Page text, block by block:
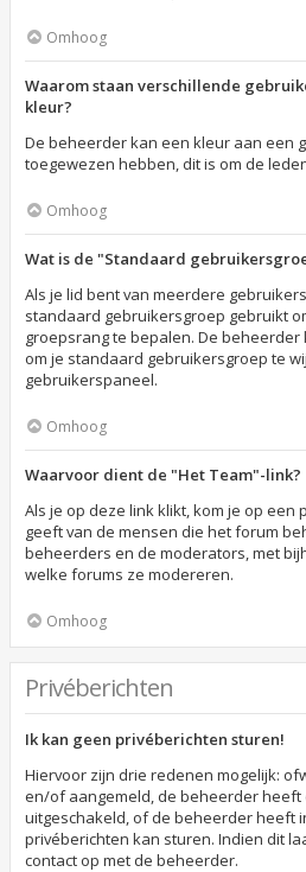
Omhoog
Waarom staan verschillende
kleur?
De beheerder kan een kleur aan een
toegewezen hebben, dit is om de
Omhoog
Wat is de "Standaard
Als je lid bent van meerdere
standaard gebruikersgroep gebruikt
groepsrang te bepalen. De beheerder
om je standaard gebruikersgroep te
gebruikerspaneel.
Omhoog
Waarvoor dient de "Het Team"-link?
Als je op deze link klikt, kom je op een
geeft van de mensen die het forum
beheerders en de moderators, met
welke forums ze modereren.
Omhoog
Privéberichten
Ik kan geen privéberichten sturen!
Hiervoor zijn drie redenen mogelijk:
en/of aangemeld, de beheerder
uitgeschakeld, of de beheerder heeft
privéberichten kan sturen. Indien dit
contact op met de beheerder.